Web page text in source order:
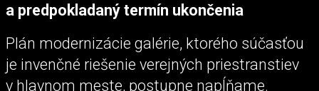
a predpokladaný termín ukončenia
Plán modernizácie galérie, ktorého súčasťou
je invenčné riešenie verejných priestranstiev
v hlavnom meste, postupne napĺňame.